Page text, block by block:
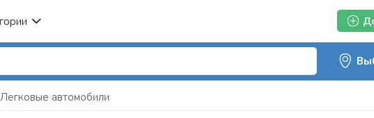
Легковые автомобили